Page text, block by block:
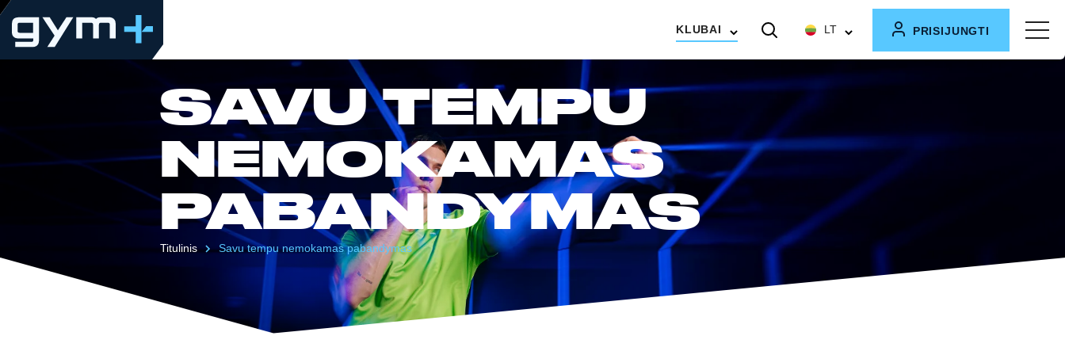
KLUBAI LT PRISIJUNGTI
SAVU TEMPU
NEMOKAMAS
PABANDYMAS
Titulinis Savu tempu nemokamas pabandymas